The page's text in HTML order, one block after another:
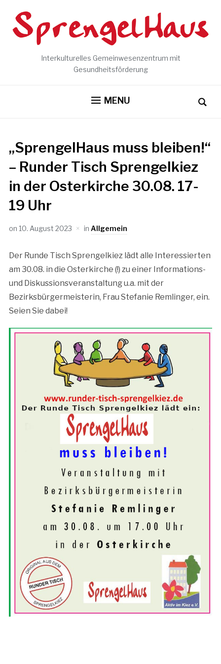
Interkulturelles Gemeinwesenzentrum mit
Gesundheitsförderung
MENU
„SprengelHaus muss bleiben!“
– Runder Tisch Sprengelkiez
in der Osterkirche 30.08. 17-
19 Uhr
on 10. August 2023 in Allgemein
Der Runde Tisch Sprengelkiez lädt alle Interessierten
am 30.08. in die Osterkirche (!) zu einer Informations-
und Diskussionsveranstaltung u.a. mit der
Bezirksbürgermeisterin, Frau Stefanie Remlinger, ein.
Seien Sie dabei!